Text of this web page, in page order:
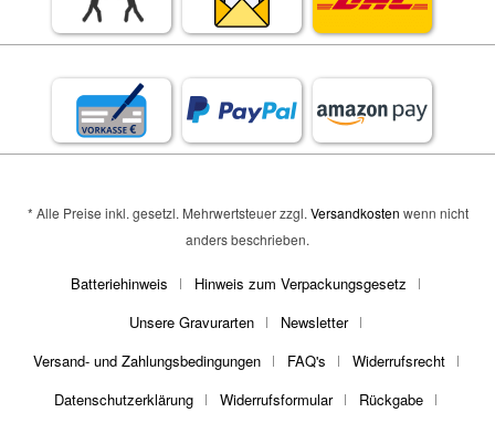
* Alle Preise inkl. gesetzl. Mehrwertsteuer zzgl. Versandkosten wenn nicht
anders beschrieben.
Batteriehinweis
Hinweis zum Verpackungsgesetz
Unsere Gravurarten
Newsletter
Versand- und Zahlungsbedingungen
FAQ's
Widerrufsrecht
Datenschutzerklärung
Widerrufsformular Rückgabe